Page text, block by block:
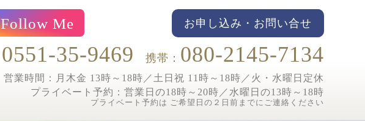
Follow Me お申し込み・お問い合せ
0551-35-9469 携帯： 080-2145-7134
営業時間：月木金 13時～18時／土日祝 11時～18時／ 火・水曜日定休
プライベート予約： 営業日の18時～20時／水曜日の13時～18時
プライベート予約は ご希望日の２日前までにご連絡ください